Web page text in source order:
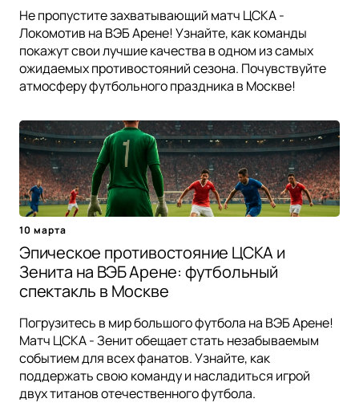
Не пропустите захватывающий матч ЦСКА -
Локомотив на ВЭБ Арене! Узнайте, как команды
покажут свои лучшие качества в одном из самых
ожидаемых противостояний сезона. Почувствуйте
атмосферу футбольного праздника в Москве!
10 марта
Эпическое противостояние ЦСКА и
Зенита на ВЭБ Арене: футбольный
спектакль в Москве
Погрузитесь в мир большого футбола на ВЭБ Арене!
Матч ЦСКА - Зенит обещает стать незабываемым
событием для всех фанатов. Узнайте, как
поддержать свою команду и насладиться игрой
двух титанов отечественного футбола.